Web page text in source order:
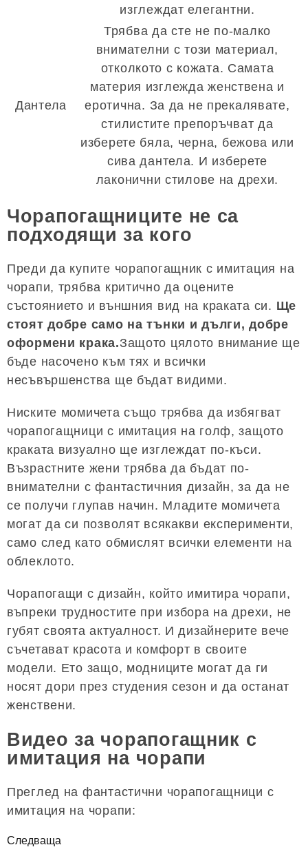
изглеждат елегантни.
Дантела
Трябва да сте не по-малко
внимателни с този материал,
отколкото с кожата. Самата
материя изглежда женствена и
еротична. За да не прекалявате,
стилистите препоръчват да
изберете бяла, черна, бежова или
сива дантела. И изберете
лаконични стилове на дрехи.
Чорапогащниците не са
подходящи за кого
Преди да купите чорапогащник с имитация на
чорапи, трябва критично да оцените
състоянието и външния вид на краката си. Ще
стоят добре само на тънки и дълги, добре
оформени крака.Защото цялото внимание ще
бъде насочено към тях и всички
несъвършенства ще бъдат видими.
Ниските момичета също трябва да избягват
чорапогащници с имитация на голф, защото
краката визуално ще изглеждат по-къси.
Възрастните жени трябва да бъдат по-
внимателни с фантастичния дизайн, за да не
се получи глупав начин. Младите момичета
могат да си позволят всякакви експерименти,
само след като обмислят всички елементи на
облеклото.
Чорапогащи с дизайн, който имитира чорапи,
въпреки трудностите при избора на дрехи, не
губят своята актуалност. И дизайнерите вече
съчетават красота и комфорт в своите
модели. Ето защо, модниците могат да ги
носят дори през студения сезон и да останат
женствени.
Видео за чорапогащник с
имитация на чорапи
Преглед на фантастични чорапогащници с
имитация на чорапи:
Следваща